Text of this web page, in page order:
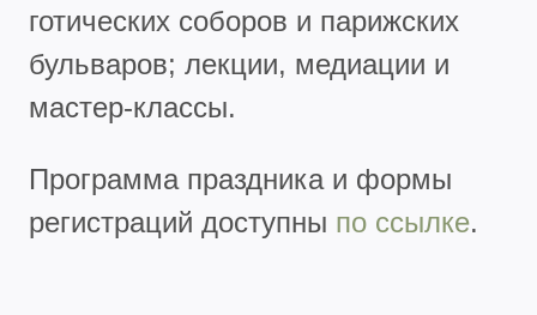
готических соборов и парижских
бульваров; лекции, медиации и
мастер-классы.
Программа праздника и формы
регистраций доступны по ссылке.